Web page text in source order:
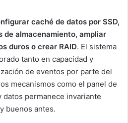
caché de datos por SSD,
de almacenamiento, ampliar
duros o crear RAID. El sistema
tanto en capacidad y
de eventos por parte del
mecanismos como el panel de
permanece invariante
buenos antes.